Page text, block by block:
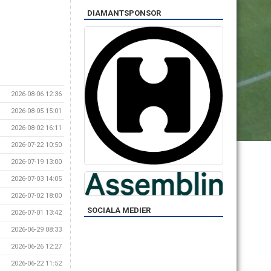
2026-08-06 12:36
2026-08-05 15:01
2026-08-02 16:11
2026-07-22 10:50
2026-07-19 13:00
2026-07-03 14:05
2026-07-02 18:00
2026-07-01 13:42
2026-06-29 08:33
2026-06-26 12:27
2026-06-22 11:52
DIAMANTSPONSOR
SOCIALA MEDIER